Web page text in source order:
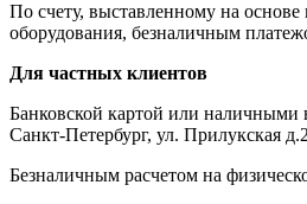
По счету, выставленному на основе
оборудования, безналичным
Для частных клиентов
Банковской картой или наличными
Санкт-Петербург, ул. Прилукская
Безналичным расчетом на